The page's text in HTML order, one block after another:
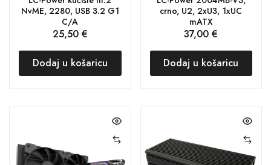
NvME, 2280, USB 3.2 G1
C/A
25,50 €
Dodaj u košaricu
crno, U2, 2xU3, 1xUC
mATX
37,00€
Dodaj u košaricu